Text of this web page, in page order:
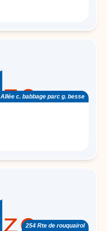
Allée c. babbage parc g. besse
254 Rte de rouquairol